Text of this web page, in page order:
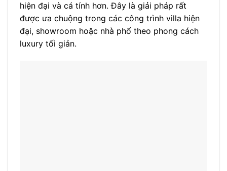
hiện đại và cá tính hơn. Đây là giải pháp rất
được ưa chuộng trong các công trình villa hiện
đại, showroom hoặc nhà phố theo phong cách
luxury tối giản.